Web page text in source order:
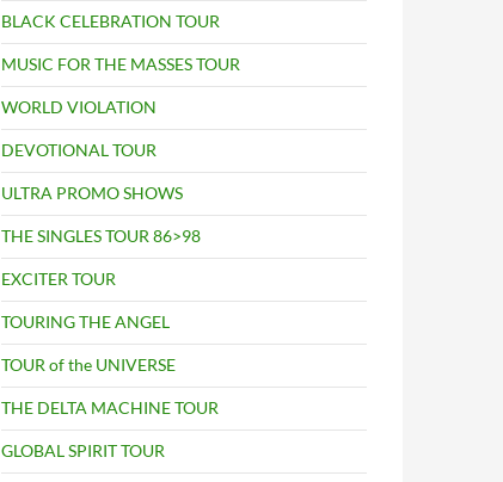
BLACK CELEBRATION TOUR
MUSIC FOR THE MASSES TOUR
WORLD VIOLATION
DEVOTIONAL TOUR
ULTRA PROMO SHOWS
THE SINGLES TOUR 86>98
EXCITER TOUR
TOURING THE ANGEL
TOUR of the UNIVERSE
THE DELTA MACHINE TOUR
GLOBAL SPIRIT TOUR